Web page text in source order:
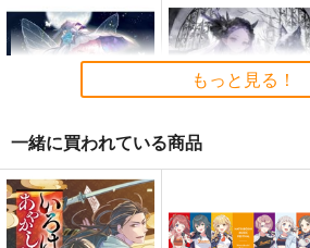
壁配置の話２
さくら研究室
（税込）
パイセン
サンプル
カート
FETISH ACADEMY
ロイヤルマウンテン
770円（税込）
青山 澄香
サンプル
カート
La Fata
葉月ゆら
葉月ゆら
もっと見る！
一緒に買われている商品